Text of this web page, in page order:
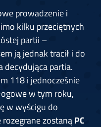
prowadzenie i
kilku przeciętnych
partii –
ją jednak tracił i do
decydująca partia.
118 i jednocześnie
w tym roku,
w wyścigu do
zostanąPC